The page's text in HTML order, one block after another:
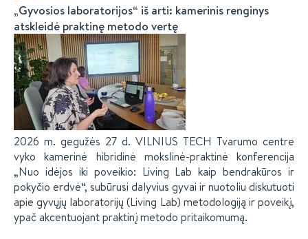
„Gyvosios laboratorijos“ iš arti: kamerinis renginys
atskleidė praktinę metodo vertę
2026 m. gegužės 27 d. VILNIUS TECH Tvarumo centre
vyko kamerinė hibridinė mokslinė-praktinė konferencija
„Nuo idėjos iki poveikio: Living Lab kaip bendrakūros ir
pokyčio erdvė“, subūrusi dalyvius gyvai ir nuotoliu diskutuoti
apie gyvųjų laboratorijų (Living Lab) metodologiją ir poveikį,
ypač akcentuojant praktinį metodo pritaikomumą.